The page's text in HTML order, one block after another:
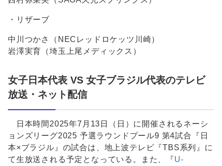
・リザーブ
中川つかさ（NECレッドロケッツ川崎）
岩澤実育（埼玉上尾メディックス）
女子日本代表 VS 女子ブラジル代表のテレビ
放送・ネット配信
日本時間2025年7月13日（日）に開催されるネーシ
ョンズリーグ2025 予選ラウンドプール9 第4試合『日
本×ブラジル』の試合は、地上波テレビ『TBS系列』に
て生放送される予定となっている。また、『U-